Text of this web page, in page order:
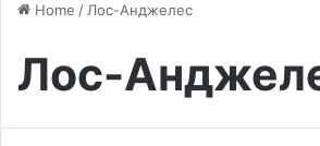
Home / Лос-Анджелес
Лос-